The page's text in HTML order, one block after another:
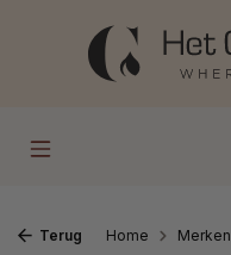
Ga naar de hoofdinhoud
Terug Home Merken